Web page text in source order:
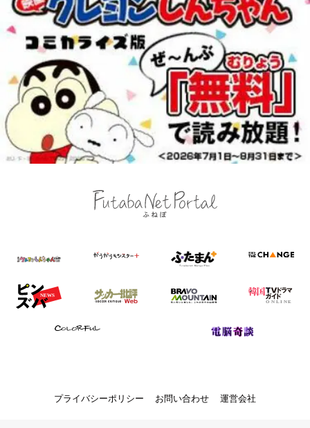
プライバシーポリシー お問い合わせ 運営会社